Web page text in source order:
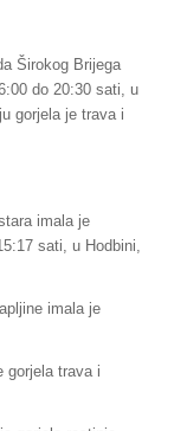
Širokog Brijega
do 20:30 sati, u
gorjela je trava i
imala je
sati, u Hodbini,
imala je
gorjela trava i